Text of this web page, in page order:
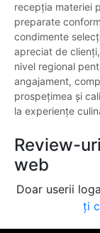
recepția materiei
preparate
condimente
apreciat de
nivel regional
angajament,
prospețimea și
la experiențe
Review-
web
Doar userii
ți